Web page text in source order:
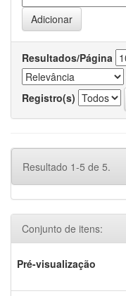
Resultados/Página
Registro(s)
Resultado 1-5 de 5.
Conjunto de itens:
Pré-visualização